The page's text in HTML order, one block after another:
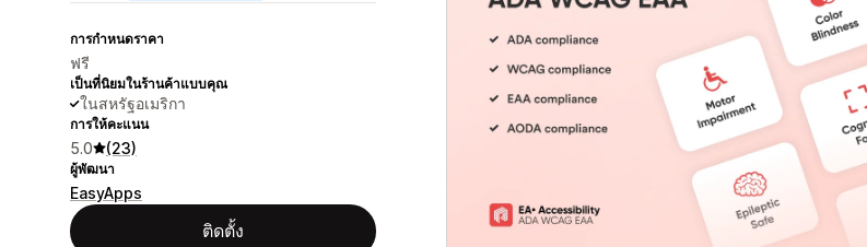
การกำหนดราคา
ฟรี
เป็นที่นิยมในร้านค้าแบบคุณ
ในสหรัฐอเมริกา
การให้คะแนน
5.0 (23)
ผู้พัฒนา
EasyApps
ติดตั้ง